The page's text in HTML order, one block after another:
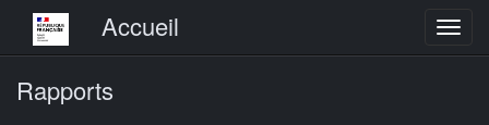
Menu principalAccueil
Rapports